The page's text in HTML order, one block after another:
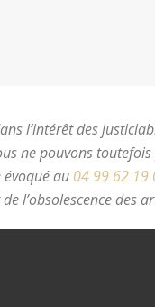
l’intérêt des
ne pouvons toutefois
au 04 99 62 19
l’obsolescence des